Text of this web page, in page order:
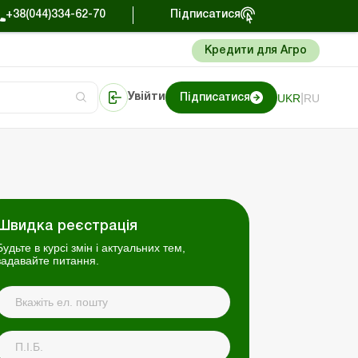
+38(044)334-62-70 Підписатися
Кредити для Агро
Увійти Підписатися UKR RU
реєстрація
в курсі змін і актуальних тем,
питання.